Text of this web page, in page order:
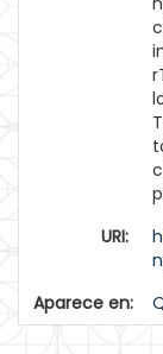
URI:
Aparece en: